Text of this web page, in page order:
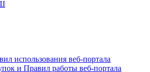
использования веб-портала
и Правил работы веб-портала